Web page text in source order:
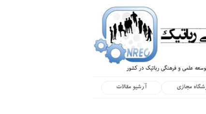
آرشیو مقالات مجازی